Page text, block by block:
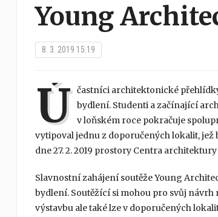
Young
8. 3. 2019 15:19
Ú častníci architektonické
bydlení. Studenti a začínající
v loňském roce pokračuje
vytipoval jednu z doporučených lokalit, jež
dne 27. 2. 2019 prostory Centra
Slavnostní zahájení soutěže Young
bydlení. Soutěžící si mohou pro svůj
výstavbu ale také lze v doporučených